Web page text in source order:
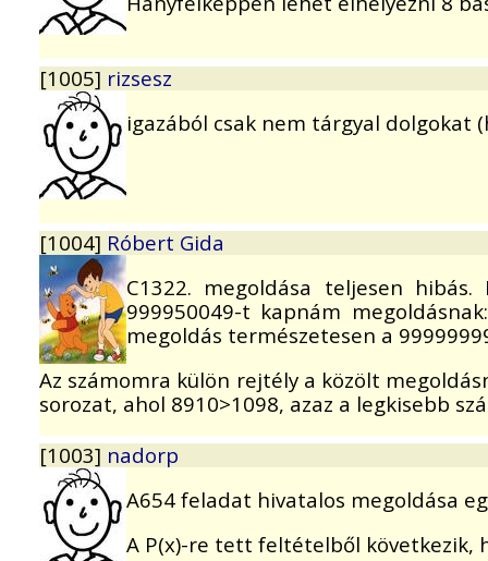
[1005] rizsesz
igazából csak nem tárgyal dolgokat
[1004] Róbert Gida
C1322. megoldása teljesen
999950049-t kapnám
megoldás természetesen a
Az számomra külön rejtély a közölt
sorozat, ahol 8910>1098, azaz a legkisebb
[1003] nadorp
A654 feladat hivatalos megoldása
A P(x)-re tett feltételből következik,